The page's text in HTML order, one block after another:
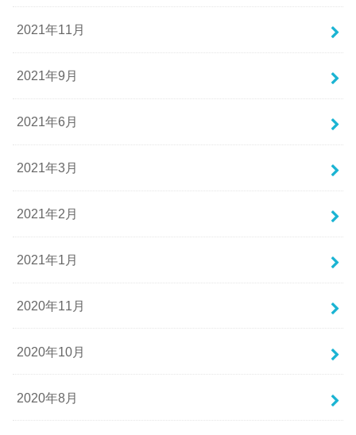
2021年11月
2021年9月
2021年6月
2021年3月
2021年2月
2021年1月
2020年11月
2020年10月
2020年8月